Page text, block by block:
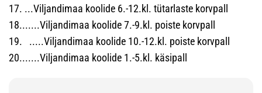
17. ...Viljandimaa koolide 6.-12.kl. tütarlaste korvpall
18.......Viljandimaa koolide 7.-9.kl. poiste korvpall
19. .....Viljandimaa koolide 10.-12.kl. poiste korvpall
20.......Viljandimaa koolide 1.-5.kl. käsipall